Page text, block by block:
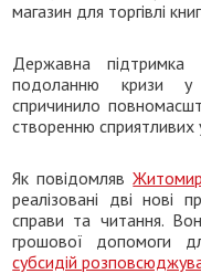
магазин для торгівлі
Державна підтримка
подоланню кризи у
спричинило
створенню сприятливих
Як повідомляв
реалізовані дві нові
справи та читання.
грошової допомоги
субсидій